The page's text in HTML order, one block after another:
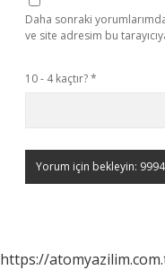
Daha sonraki
ve site adresim bu
10 - 4 kaçtır?*
https://